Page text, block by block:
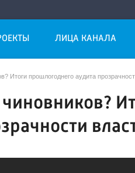
ЛИЦА КАНАЛА
Итоги прошлогоднего аудита